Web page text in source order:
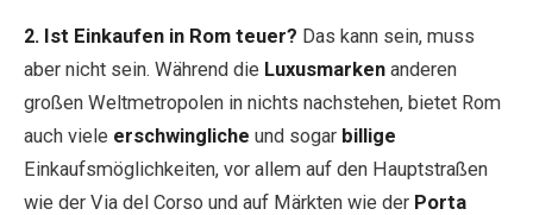
2. Ist Einkaufen in Rom teuer? Das kann sein, muss
aber nicht sein. Während die Luxusmarken anderen
großen Weltmetropolen in nichts nachstehen, bietet Rom
auch viele erschwingliche und sogar billige
Einkaufsmöglichkeiten, vor allem auf den Hauptstraßen
wie der Via del Corso und auf Märkten wie der Porta